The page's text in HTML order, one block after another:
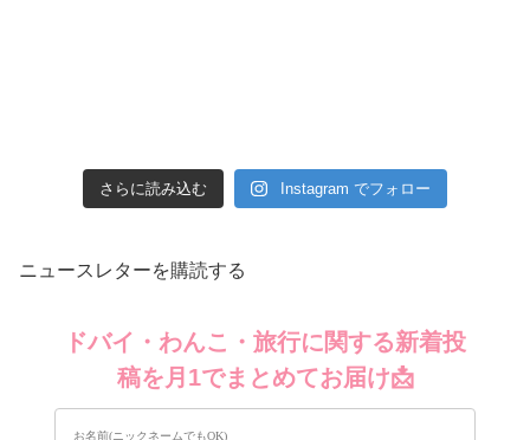
さらに読み込む Instagram でフォロー
ニュースレターを購読する
ドバイ・わんこ・旅行に関する新着投
稿を月1でまとめてお届け📩